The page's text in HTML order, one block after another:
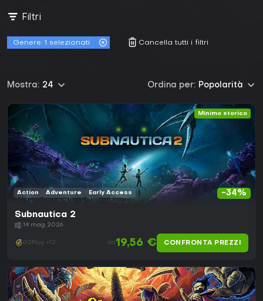
Filtri
Genere: 1 selezionati Cancella tutti i filtri
Ordina per: Popolarità
Mostra: 24
Minimo storico
-34%
Action Adventure Early Access
Subnautica 2
14 mag 2026
G2Play +12 da 19,56 € CONFRONTA PREZZI